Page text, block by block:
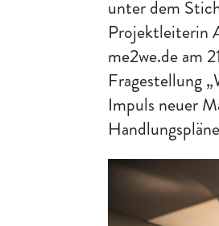
unter dem
Projektleiterin
me2we.de am
Fragestellung
Impuls neuer